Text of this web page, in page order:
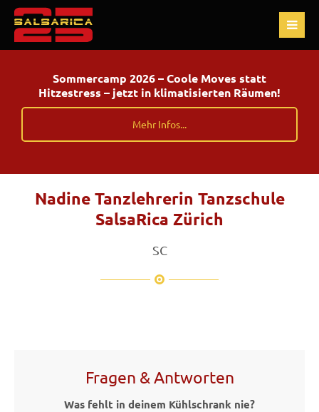
Sommercamp 2026 – Coole Moves statt
Hitzestress – jetzt in klimatisierten Räumen!
Mehr Infos...
Nadine Tanzlehrerin Tanzschule
SalsaRica Zürich
SC
Fragen & Antworten
Was fehlt in deinem Kühlschrank nie?